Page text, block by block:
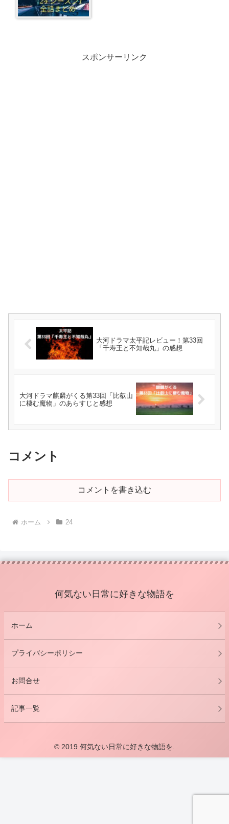
スポンサーリンク
大河ドラマ太平記レビュー！第33回
「千寿王と不知哉丸」の感想
大河ドラマ麒麟がくる第33回「比叡山
に棲む魔物」のあらすじと感想
コメント
コメントを書き込む
ホーム 24
何気ない日常に好きな物語を
ホーム
プライバシーポリシー
お問合せ
記事一覧
© 2019 何気ない日常に好きな物語を.